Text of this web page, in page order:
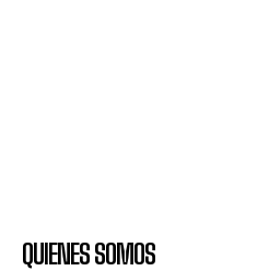
QUIENES SOMOS